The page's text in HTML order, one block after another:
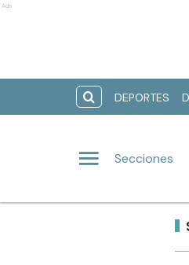
Ads
DEPORTES
Secciones